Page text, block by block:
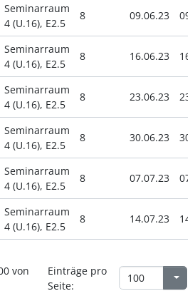
Seminarraum
4 (U.16), E2.5
8 09.06.23
Seminarraum
4 (U.16), E2.5
8 16.06.23
Seminarraum
4 (U.16), E2.5
8 23.06.23
Seminarraum
4 (U.16), E2.5
8 30.06.23
Seminarraum
4 (U.16), E2.5
8 07.07.23
Seminarraum
4 (U.16), E2.5
8 14.07.23
von
Einträge pro
Seite: